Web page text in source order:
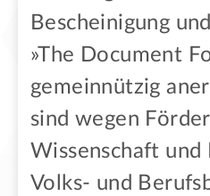
Bescheinigung
»The Document
gemeinnützig
sind wegen
Wissenschaft und
Volks- und